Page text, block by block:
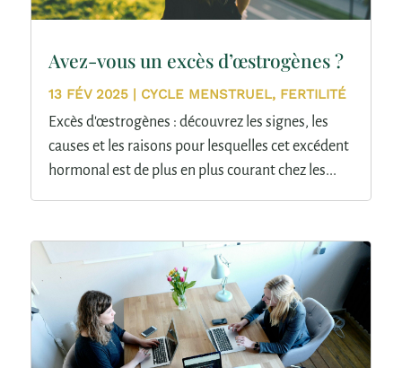
Avez-vous un excès d’œstrogènes ?
13 FÉV 2025| CYCLE MENSTRUEL, FERTILITÉ
Excès d'œstrogènes : découvrez les signes, les
causes et les raisons pour lesquelles cet excédent
hormonal est de plus en plus courant chez les...